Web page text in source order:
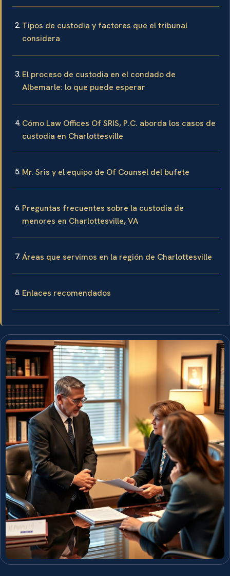
Tipos de custodia y factores que el tribunal
considera
El proceso de custodia en el condado de
Albemarle: lo que puede esperar
Cómo Law Offices Of SRIS, P.C. aborda los casos de
custodia en Charlottesville
Mr. Sris y el equipo de Of Counsel del bufete
Preguntas frecuentes sobre la custodia de
menores en Charlottesville, VA
Áreas que servimos en la región de Charlottesville
Enlaces recomendados